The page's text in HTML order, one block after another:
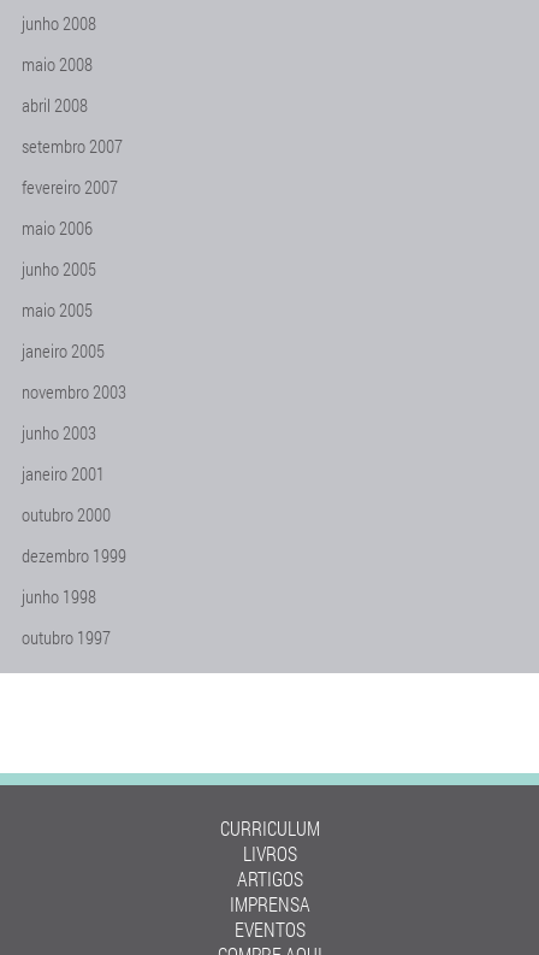
junho 2008
maio 2008
abril 2008
setembro 2007
fevereiro 2007
maio 2006
junho 2005
maio 2005
janeiro 2005
novembro 2003
junho 2003
janeiro 2001
outubro 2000
dezembro 1999
junho 1998
outubro 1997
CURRICULUM
LIVROS
ARTIGOS
IMPRENSA
EVENTOS